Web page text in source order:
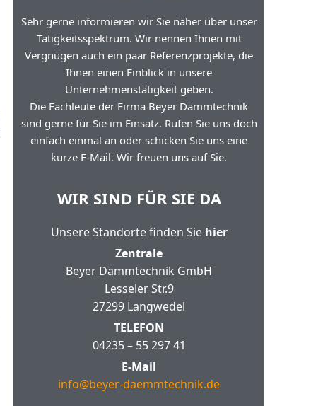
Sehr gerne informieren wir Sie näher über unser
Tätigkeitsspektrum. Wir nennen Ihnen mit
Vergnügen auch ein paar Referenzprojekte, die
Ihnen einen Einblick in unsere
Unternehmenstätigkeit geben.
Die Fachleute der Firma Beyer Dämmtechnik
sind gerne für Sie im Einsatz. Rufen Sie uns doch
einfach einmal an oder schicken Sie uns eine
kurze E-Mail. Wir freuen uns auf Sie.
WIR SIND FÜR SIE DA
Unsere Standorte finden Sie hier
Zentrale
Beyer Dämmtechnik GmbH
Lesseler Str.9
27299 Langwedel
TELEFON
04235 – 55 297 41
E-Mail
info@beyer-daemmtechnik.de